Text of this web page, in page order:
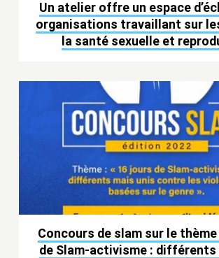
Un atelier offre un espace
organisations travaillant sur
la santé sexuelle et
Concours de slam sur le
de Slam-activisme : différents